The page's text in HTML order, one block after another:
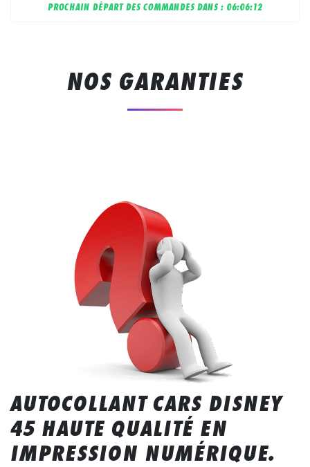
PROCHAIN DÉPART DES COMMANDES DANS : 06:06:11
NOS GARANTIES
AUTOCOLLANT CARS DISNEY
45 HAUTE QUALITÉ EN
IMPRESSION NUMÉRIQUE.